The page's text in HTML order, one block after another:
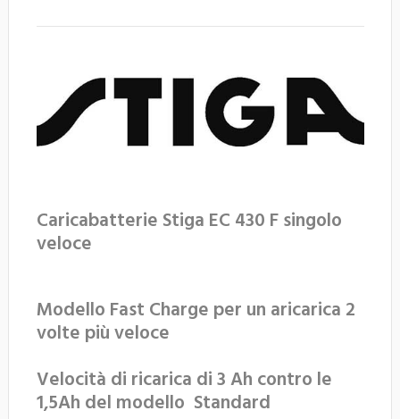
Caricabatterie Stiga EC 430 F singolo
veloce
Modello Fast Charge per un aricarica 2
volte più veloce
Velocità di ricarica di 3 Ah contro le
1,5Ah del modello Standard